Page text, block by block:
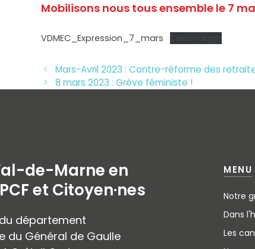
Mobilisons nous tous ensemble le 7
VDMEC_Expression_7_mars
Mars-Avril 2023 : Contre-réforme des
8 mars 2023 : Grève féministe !
de-Marne en
et Citoyen·nes
département
du Général de Gaulle
MENU
Notre
Dans
Les